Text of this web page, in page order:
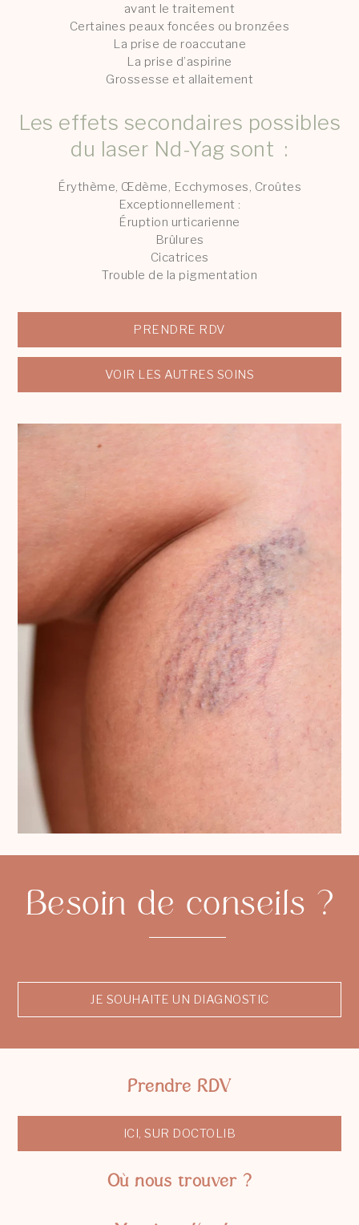
avant le traitement
Certaines peaux foncées ou bronzées
La prise de roaccutane
La prise d’aspirine
Grossesse et allaitement
Les effets secondaires possibles
du laser Nd-Yag sont :
Érythème, Œdème, Ecchymoses, Croûtes
Exceptionnellement :
Éruption urticarienne
Brûlures
Cicatrices
Trouble de la pigmentation
PRENDRE RDV
VOIR LES AUTRES SOINS
Besoin de conseils ?
JE SOUHAITE UN DIAGNOSTIC
Prendre RDV
ICI, SUR DOCTOLIB
Où nous trouver ?
Business park